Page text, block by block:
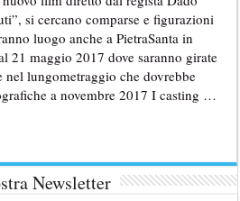
si cercano comparse e figurazioni
luogo anche a PietraSanta in
21 maggio 2017 dove saranno girate
nel lungometraggio che dovrebbe
a novembre 2017 I casting …
Newsletter